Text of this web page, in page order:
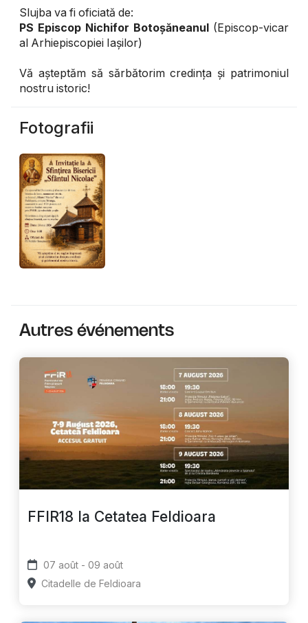
Slujba va fi oficiată de:
PS Episcop Nichifor Botoșăneanul (Episcop-vicar
al Arhiepiscopiei Iașilor)
Vă așteptăm să sărbătorim credința și patrimoniul
nostru istoric!
Fotografii
Autres événements
FFIR18 la Cetatea Feldioara
07 août - 09 août
Citadelle de Feldioara